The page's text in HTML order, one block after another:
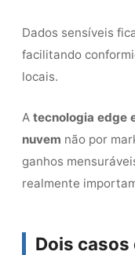
Dados sensíveis
facilitando
locais.
A tecnologia edge
nuvem não por
ganhos
realmente
Dois casos